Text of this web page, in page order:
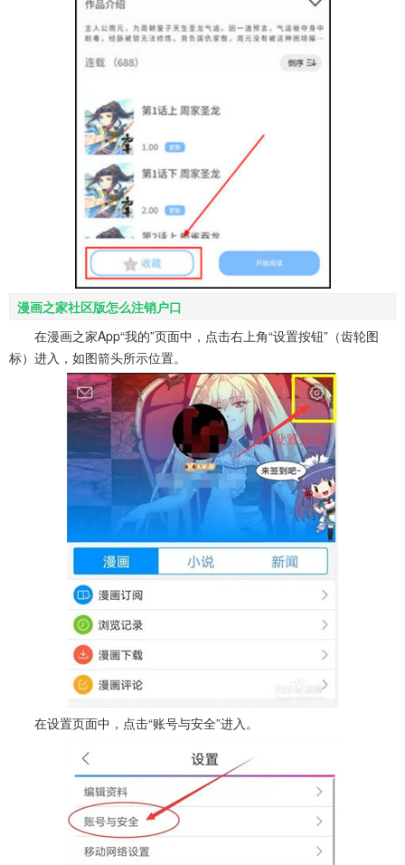
漫画之家社区版怎么注销户口
在漫画之家App“我的”页面中，点击右上角“设置按钮”（齿轮图
标）进入，如图箭头所示位置。
在设置页面中，点击“账号与安全”进入。